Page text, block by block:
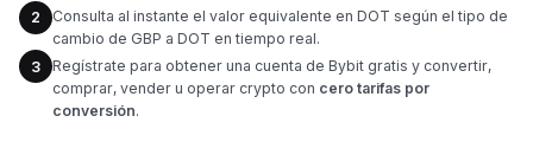
2
Consulta al instante el valor equivalente en DOT según el tipo de
cambio de GBP a DOT en tiempo real.
3
Regístrate para obtener una cuenta de Bybit gratis y convertir,
comprar, vender u operar crypto con cero tarifas por
conversión.